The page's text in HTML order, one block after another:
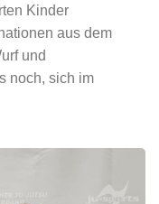
Kinder
aus dem
und
noch, sich im